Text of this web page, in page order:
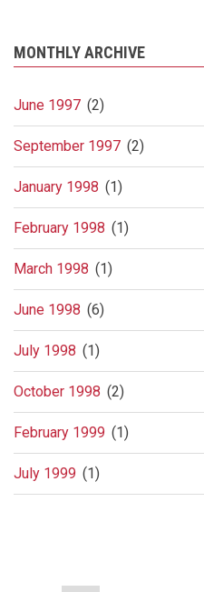
MONTHLY ARCHIVE
June 1997 (2)
September 1997 (2)
January 1998 (1)
February 1998 (1)
March 1998 (1)
June 1998 (6)
July 1998 (1)
October 1998 (2)
February 1999 (1)
July 1999 (1)